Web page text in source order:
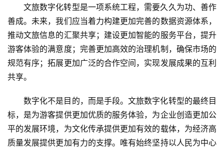
文旅数字化转型是一项系统工程，需要久久为功、善作
善成。未来，我们应当着力构建更加完善的数据资源体系，
推动文旅信息的汇聚共享；建设更加智能的服务平台，提升
游客体验的满意度；完善更加高效的治理机制，确保市场的
规范有序；拓展更加广泛的合作空间，实现发展成果的互利
共享。
数字化不是目的，而是手段。文旅数字化转型的最终目
标，是为游客提供更加优质的服务体验，为企业创造更加公
平的发展环境，为文化传承提供更加有效的载体，为经济高
质量发展提供更加有力的支撑。唯有始终坚持以人民为中心